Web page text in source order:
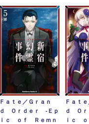
Ｆａｔｅ／Ｇｒａｎ
ｄ Ｏｒｄｅｒ ‐Ｅｐ
ｉｃ ｏｆ Ｒｅｍｎ
Ｆａｔ
ｄ Ｏｒ
ｉｃ